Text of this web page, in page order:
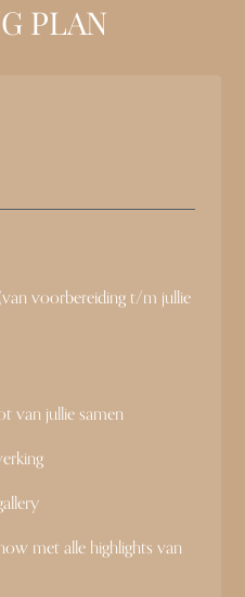
PLAN
voorbereiding t/m jullie
van jullie samen
met alle highlights van